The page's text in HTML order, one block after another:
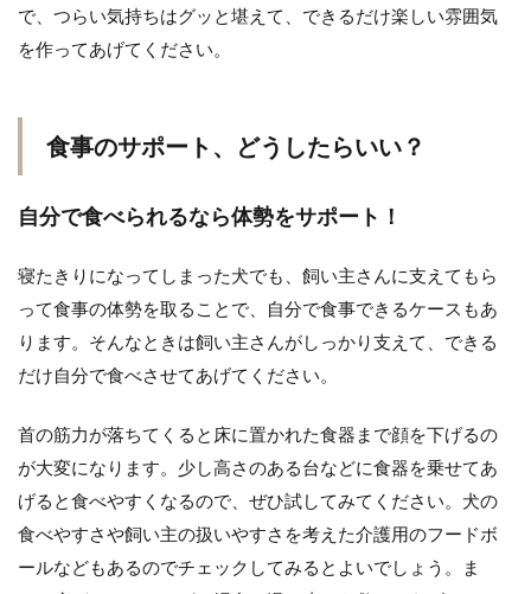
で、つらい気持ちはグッと堪えて、できるだけ楽しい雰囲気
を作ってあげてください。
食事のサポート、どうしたらいい？
自分で食べられるなら体勢をサポート！
寝たきりになってしまった犬でも、飼い主さんに支えてもら
って食事の体勢を取ることで、自分で食事できるケースもあ
ります。そんなときは飼い主さんがしっかり支えて、できる
だけ自分で食べさせてあげてください。
首の筋力が落ちてくると床に置かれた食器まで顔を下げるの
が大変になります。少し高さのある台などに食器を乗せてあ
げると食べやすくなるので、ぜひ試してみてください。犬の
食べやすさや飼い主の扱いやすさを考えた介護用のフードボ
ールなどもあるのでチェックしてみるとよいでしょう。ま